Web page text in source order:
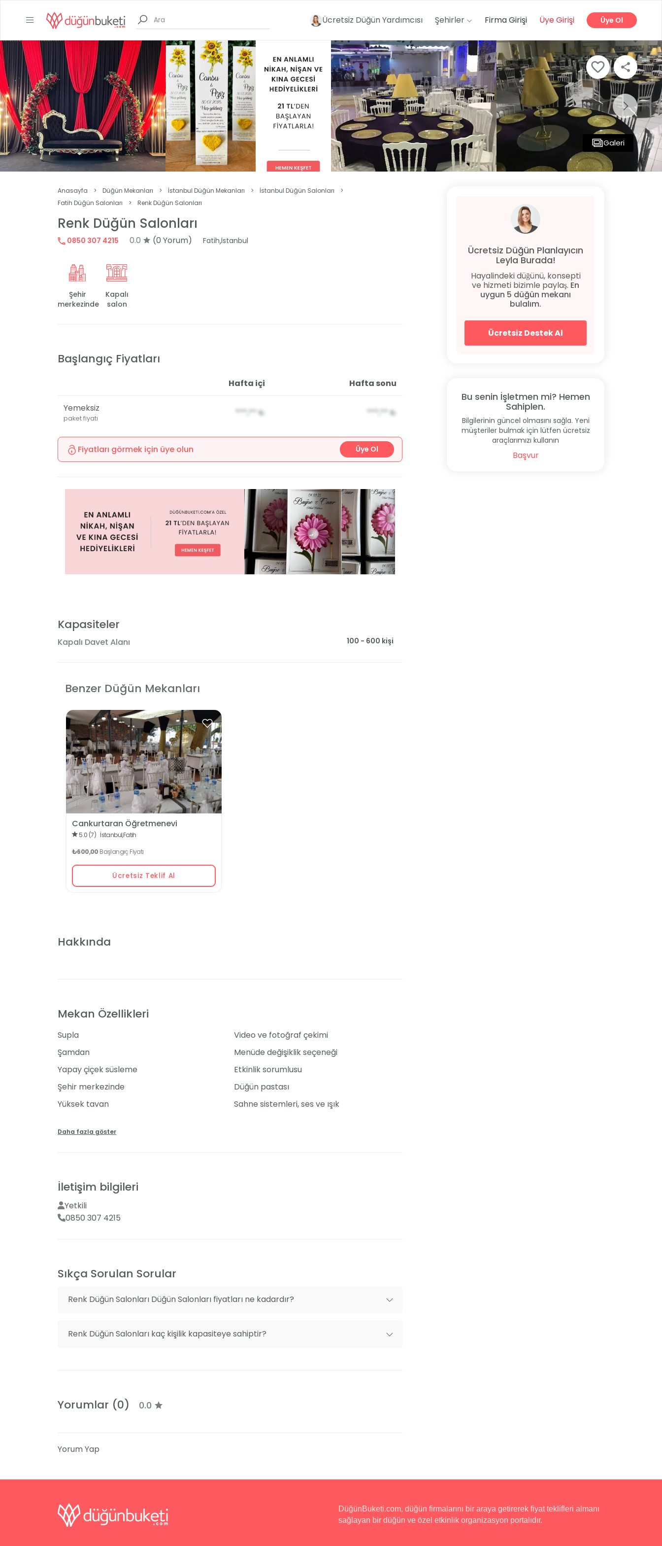
Ücretsiz Düğün Yardımcısı Şehirler Firma Girişi Üye Girişi Üye Ol
Galeri
Anasayfa > Düğün Mekanları > İstanbul Düğün Mekanları > İstanbul Düğün Salonları
>
Fatih Düğün Salonları
> Renk Düğün Salonları
Renk Düğün Salonları
0850 307 4215 0.0 (0 Yorum) Fatih,İstanbul
Şehir
merkezinde
Kapalı
salon
Başlangıç Fiyatları
Hafta içi Hafta sonu
Yemeksiz
paket fiyatı
***,** ₺ ***,** ₺
Fiyatları görmek için üye olun Üye Ol
Kapasiteler
Kapalı Davet Alanı 100 - 600 kişi
Benzer Düğün Mekanları
Cankurtaran Öğretmenevi
5.0 (7) İstanbul,Fatih
₺600,00 Başlangıç Fiyatı
Ücretsiz Teklif Al
Hakkında
Mekan Özellikleri
Supla
Şamdan
Yapay çiçek süsleme
Şehir merkezinde
Yüksek tavan
Gelin - damat odası
Video ve fotoğraf çekimi
Menüde değişiklik seçeneği
Etkinlik sorumlusu
Düğün pastası
Sahne sistemleri, ses ve ışık
Daha fazla göster
İletişim bilgileri
Yetkili
0850 307 4215
Sıkça Sorulan Sorular
Renk Düğün Salonları Düğün Salonları fiyatları ne kadardır?
Renk Düğün Salonları kaç kişilik kapasiteye sahiptir?
Yorumlar (0) 0.0
Yorum Yap
Ücretsiz Düğün Planlayıcın
Leyla Burada!
Hayalindeki düğünü, konsepti
ve hizmeti bizimle paylaş. En
uygun 5 düğün mekanı
bulalım.
Ücretsiz Destek Al
Bu senin İşletmen mi? Hemen
Sahiplen.
Bilgilerinin güncel olmasını sağla. Yeni
müşteriler bulmak için lütfen ücretsiz
araçlarımızı kullanın
Başvur
DüğünBuketi.com, düğün firmalarını bir araya getirerek fiyat teklifleri almanı
sağlayan bir düğün ve özel etkinlik organizasyon portalıdır.